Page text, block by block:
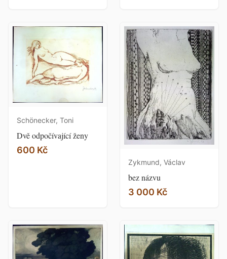
Schönecker, Toni
Dvě odpočívající ženy
600 Kč
Zykmund, Václav
bez názvu
3 000 Kč